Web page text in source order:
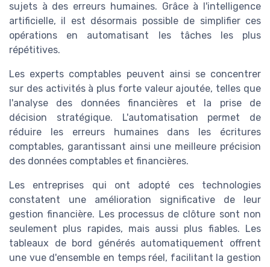
sujets à des erreurs humaines. Grâce à l'intelligence
artificielle, il est désormais possible de simplifier ces
opérations en automatisant les tâches les plus
répétitives.
Les experts comptables peuvent ainsi se concentrer
sur des activités à plus forte valeur ajoutée, telles que
l'analyse des données financières et la prise de
décision stratégique. L'automatisation permet de
réduire les erreurs humaines dans les écritures
comptables, garantissant ainsi une meilleure précision
des données comptables et financières.
Les entreprises qui ont adopté ces technologies
constatent une amélioration significative de leur
gestion financière. Les processus de clôture sont non
seulement plus rapides, mais aussi plus fiables. Les
tableaux de bord générés automatiquement offrent
une vue d'ensemble en temps réel, facilitant la gestion